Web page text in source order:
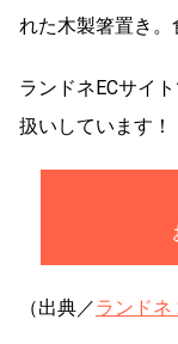
れた木製箸置き。
ランドネECサイ
扱いしています！
（出典／ランドネ